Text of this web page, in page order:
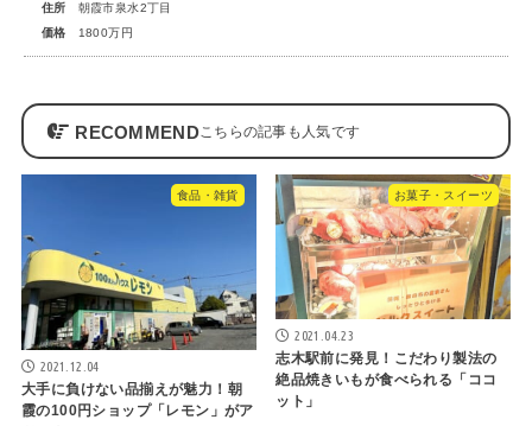
住所
朝霞市泉水2丁目
価格
1800万円
RECOMMEND
食品・雑貨
2021.12.04
大手に負けない品揃えが魅力！朝
霞の100円ショップ「レモン」がア
お菓子・スイーツ
2021.04.23
志木駅前に発見！こだわり製法の
絶品焼きいもが食べられる「ココ
ット」